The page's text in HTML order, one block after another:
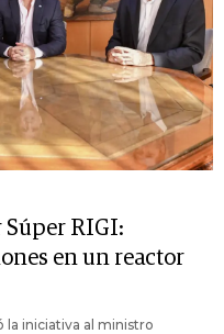
Súper RIGI:
en un reactor
la iniciativa al ministro